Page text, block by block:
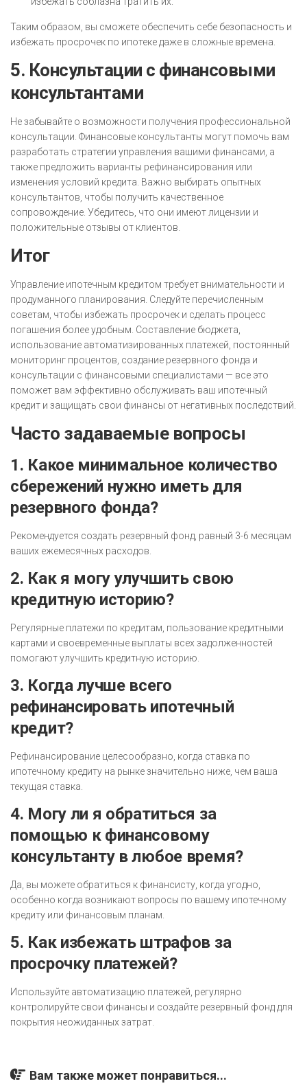
Таким образом, вы сможете обеспечить себе безопасность и
избежать просрочек по ипотеке даже в сложные времена.
5. Консультации с финансовыми
консультантами
Не забывайте о возможности получения профессиональной
консультации. Финансовые консультанты могут помочь вам
разработать стратегии управления вашими финансами, а
также предложить варианты рефинансирования или
изменения условий кредита. Важно выбирать опытных
консультантов, чтобы получить качественное
сопровождение. Убедитесь, что они имеют лицензии и
положительные отзывы от клиентов.
Итог
Управление ипотечным кредитом требует внимательности и
продуманного планирования. Следуйте перечисленным
советам, чтобы избежать просрочек и сделать процесс
погашения более удобным. Составление бюджета,
использование автоматизированных платежей, постоянный
мониторинг процентов, создание резервного фонда и
консультации с финансовыми специалистами — все это
поможет вам эффективно обслуживать ваш ипотечный
кредит и защищать свои финансы от негативных последствий.
Часто задаваемые вопросы
1. Какое минимальное количество
сбережений нужно иметь для
резервного фонда?
Рекомендуется создать резервный фонд, равный 3-6 месяцам
ваших ежемесячных расходов.
2. Как я могу улучшить свою
кредитную историю?
Регулярные платежи по кредитам, пользование кредитными
картами и своевременные выплаты всех задолженностей
помогают улучшить кредитную историю.
3. Когда лучше всего
рефинансировать ипотечный
кредит?
Рефинансирование целесообразно, когда ставка по
ипотечному кредиту на рынке значительно ниже, чем ваша
текущая ставка.
4. Могу ли я обратиться за
помощью к финансовому
консультанту в любое время?
Да, вы можете обратиться к финансисту, когда угодно,
особенно когда возникают вопросы по вашему ипотечному
кредиту или финансовым планам.
5. Как избежать штрафов за
просрочку платежей?
Используйте автоматизацию платежей, регулярно
контролируйте свои финансы и создайте резервный фонд для
покрытия неожиданных затрат.
Вам также может понравиться...